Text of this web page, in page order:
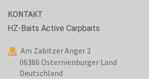
KONTAKT
HZ-Baits Active Carpbaits
Am Zabitzer Anger 2
06386 Osternienburger Land
Deutschland